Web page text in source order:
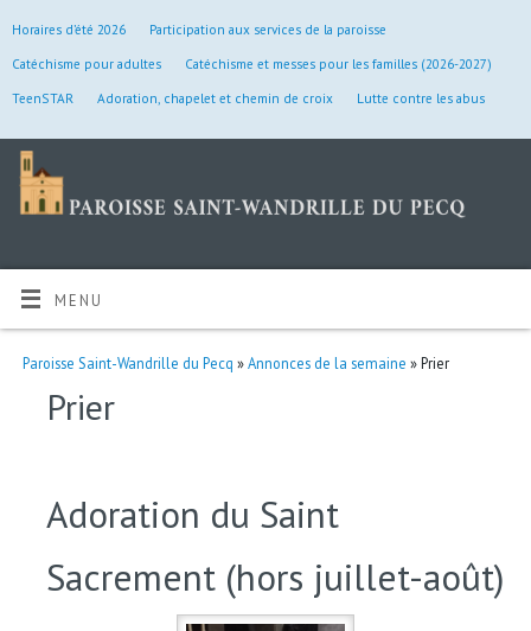
Horaires d’été 2026
Participation aux services de la paroisse
Catéchisme pour adultes
Catéchisme et messes pour les familles (2026-2027)
TeenSTAR
Adoration, chapelet et chemin de croix Lutte contre les abus
MENU
Paroisse Saint-Wandrille du Pecq »Annonces de la semaine » Prier
Prier
Adoration du Saint
Sacrement (hors juillet-août)